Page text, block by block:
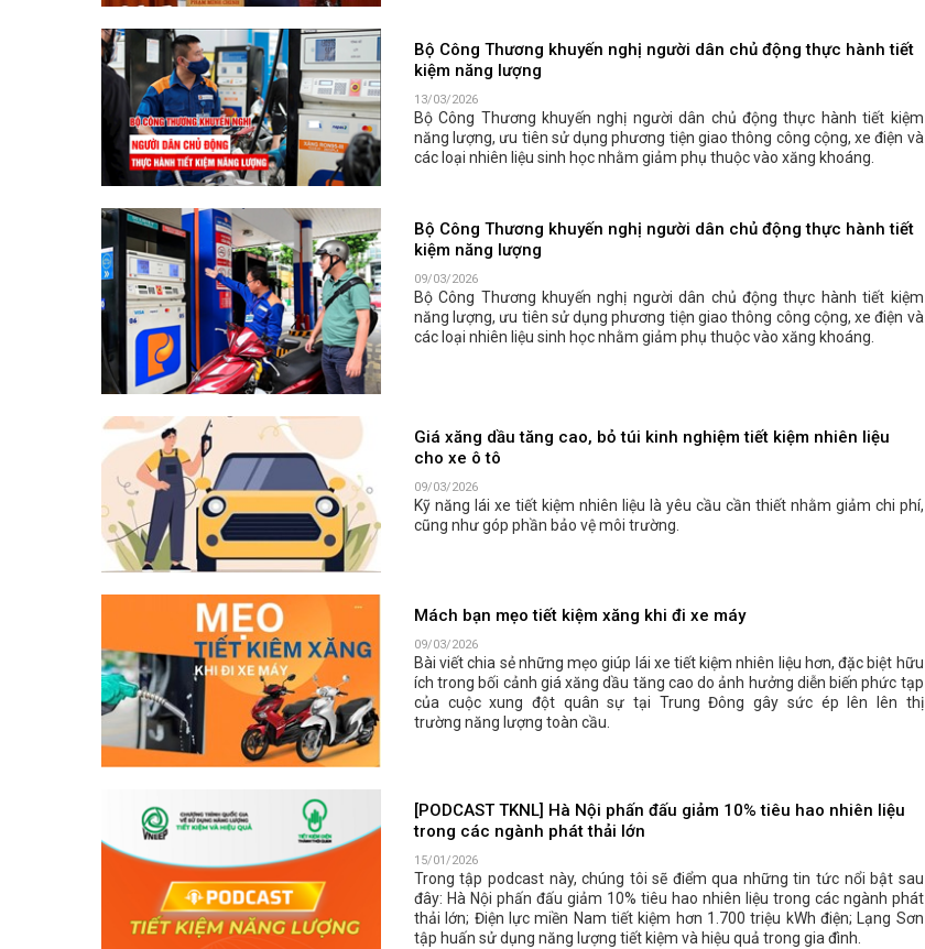
Bộ Công Thương khuyến nghị người dân chủ động thực hành tiết
kiệm năng lượng
13/03/2026
Bộ Công Thương khuyến nghị người dân chủ động thực hành tiết kiệm
năng lượng, ưu tiên sử dụng phương tiện giao thông công cộng, xe điện và
các loại nhiên liệu sinh học nhằm giảm phụ thuộc vào xăng khoáng.
Bộ Công Thương khuyến nghị người dân chủ động thực hành tiết
kiệm năng lượng
09/03/2026
Bộ Công Thương khuyến nghị người dân chủ động thực hành tiết kiệm
năng lượng, ưu tiên sử dụng phương tiện giao thông công cộng, xe điện và
các loại nhiên liệu sinh học nhằm giảm phụ thuộc vào xăng khoáng.
Giá xăng dầu tăng cao, bỏ túi kinh nghiệm tiết kiệm nhiên liệu
cho xe ô tô
09/03/2026
Kỹ năng lái xe tiết kiệm nhiên liệu là yêu cầu cần thiết nhằm giảm chi phí,
cũng như góp phần bảo vệ môi trường.
Mách bạn mẹo tiết kiệm xăng khi đi xe máy
09/03/2026
Bài viết chia sẻ những mẹo giúp lái xe tiết kiệm nhiên liệu hơn, đặc biệt hữu
ích trong bối cảnh giá xăng dầu tăng cao do ảnh hưởng diễn biến phức tạp
của cuộc xung đột quân sự tại Trung Đông gây sức ép lên lên thị
trường năng lượng toàn cầu.
[PODCAST TKNL] Hà Nội phấn đấu giảm 10% tiêu hao nhiên liệu
trong các ngành phát thải lớn
15/01/2026
Trong tập podcast này, chúng tôi sẽ điểm qua những tin tức nổi bật sau
đây: Hà Nội phấn đấu giảm 10% tiêu hao nhiên liệu trong các ngành phát
thải lớn; Điện lực miền Nam tiết kiệm hơn 1.700 triệu kWh điện; Lạng Sơn
tập huấn sử dụng năng lượng tiết kiệm và hiệu quả trong gia đình.